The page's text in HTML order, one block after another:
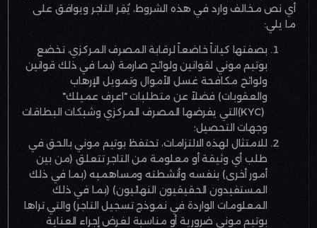
أي نص مخالف وارد في هذه الشروط، يُقِر التاجر ويوافق على
ما يلي:
بصفتها كياناً خاضعاً لرقابة المصرف المركزي، تخضع
بوتيم موني لقوانين ولوائح صارمة (بما في ذلك قوانين
ولوائح مكافحة غسل الأموال وتمويل الإرهاب
والعقوبات) فضلاً عن متطلبات "اعرف عميلك"
(KYC)التي يفرضها المصرف المركزي وشبكات البطاقات
وجهات التحصيل؛
للامتثال لهذه الالتزامات، تحتفظ بوتيم موني بالحق في
طلب أي وثيقة أو معلومة من التاجر تتعلق (من بين
أمور أخرى) بنفسه وأنشطته ومساهميه (بما في ذلك
المستفيدون الحقيقيون النهائيون) (بما في ذلك
المعلومات الواردة في نموذج تسجيل التاجر) والتي تراها
بوتيم موني ضرورية أو مناسبة لغرض إجراء العناية